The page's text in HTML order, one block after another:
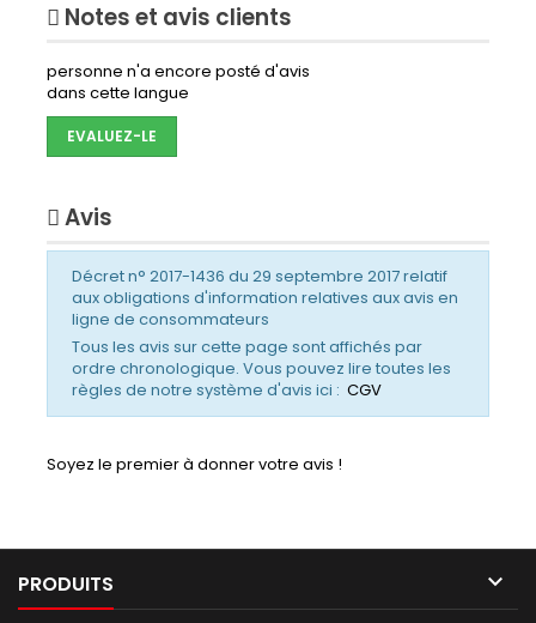
Notes et avis clients
personne n'a encore posté d'avis
dans cette langue
EVALUEZ-LE
Avis
Décret n° 2017-1436 du 29 septembre 2017 relatif
aux obligations d'information relatives aux avis en
ligne de consommateurs
Tous les avis sur cette page sont affichés par
ordre chronologique. Vous pouvez lire toutes les
règles de notre système d'avis ici : CGV
Soyez le premier à donner votre avis !
PRODUITS 